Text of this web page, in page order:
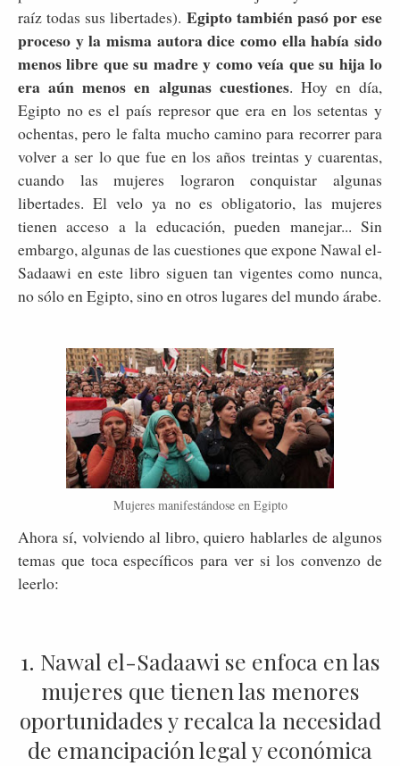
raíz todas sus libertades). Egipto también pasó por ese
proceso y la misma autora dice como ella había sido
menos libre que su madre y como veía que su hija lo
era aún menos en algunas cuestiones. Hoy en día,
Egipto no es el país represor que era en los setentas y
ochentas, pero le falta mucho camino para recorrer para
volver a ser lo que fue en los años treintas y cuarentas,
cuando las mujeres lograron conquistar algunas
libertades. El velo ya no es obligatorio, las mujeres
tienen acceso a la educación, pueden manejar... Sin
embargo, algunas de las cuestiones que expone Nawal el-
Sadaawi en este libro siguen tan vigentes como nunca,
no sólo en Egipto, sino en otros lugares del mundo árabe.
Mujeres manifestándose en Egipto
Ahora sí, volviendo al libro, quiero hablarles de algunos
temas que toca específicos para ver si los convenzo de
leerlo:
1. Nawal el-Sadaawi se enfoca en las
mujeres que tienen las menores
oportunidades y recalca la necesidad
de emancipación legal y económica